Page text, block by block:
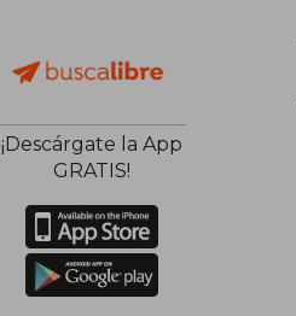
¡Descárgate la App
GRATIS!